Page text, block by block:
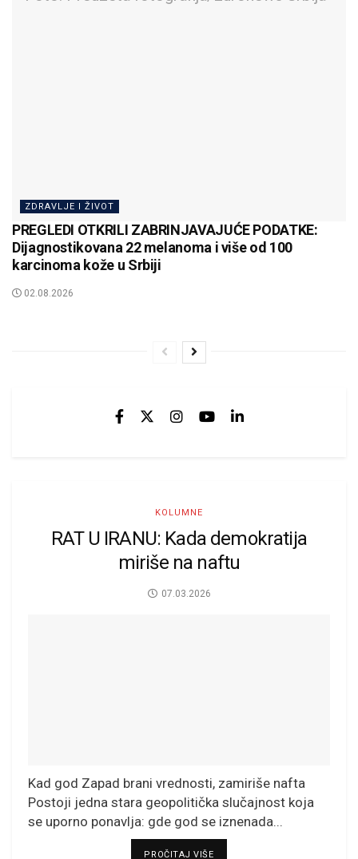
ZDRAVLJE I ŽIVOT
PREGLEDI OTKRILI ZABRINJAVAJUĆE PODATKE:
Dijagnostikovana 22 melanoma i više od 100
karcinoma kože u Srbiji
02.08.2026
KOLUMNE
RAT U IRANU: Kada demokratija
miriše na naftu
07.03.2026
Kad god Zapad brani vrednosti, zamiriše nafta
Postoji jedna stara geopolitička slučajnost koja
se uporno ponavlja: gde god se iznenada...
PROČITAJ VIŠEDETAILS